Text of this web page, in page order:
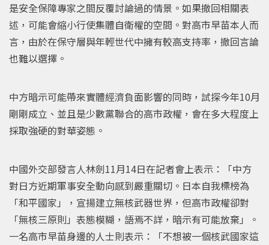
是安全保障專家之間反覆討論過的情景。如果撤回相關表
述，可能會縮小行使集體自衛權的空間。對高市早苗本人而
言，由於在保守層與年輕世代中擁有較高支持率，撤回言論
也難以選擇。
中方暗示可能帶來實體經濟負面影響的同時，試探今年10月
剛剛成立、並且是少數黨聯合的高市政權，會在多大程度上
採取強硬的對華姿態。
中國外交部發言人林劍11月14日在記者會上表示：「中方
對日方近期軍事安全動向感到嚴重關切。日本自我標榜為
「和平國家」，宣揚建立無核武器世界，但高市政權卻對
「無核三原則」表態模糊，語焉不詳，暗示有可能放棄」。
一名高市早苗身邊的人士則表示：「不想被一個核武國家這